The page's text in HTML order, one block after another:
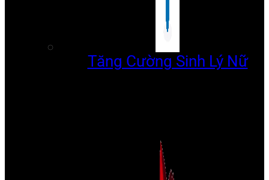
Tăng Cường Sinh Lý Nữ